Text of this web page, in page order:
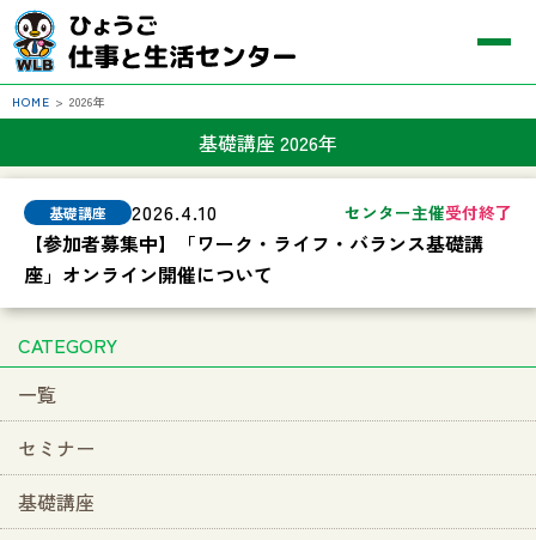
HOME > 2026年
基礎講座 2026年
2026.4.10 センター主催受付終了
【参加者募集中】「ワーク・ライフ・バランス基礎講
座」オンライン開催について
CATEGORY
一覧
セミナー
基礎講座